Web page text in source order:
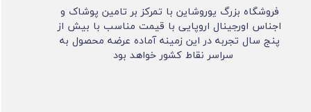
فروشگاه بزرگ یوروشاین با تمرکز بر تامین پوشاک و
اجناس اورجینال اروپایی با قیمت مناسب با بیش از
پنج سال تجربه در این زمینه آماده عرضه محصول به
سراسر نقاط کشور خواهد بود